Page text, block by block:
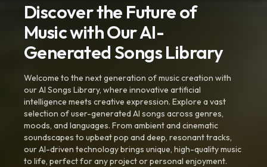
Discover the Future of
Music with Our AI-
Generated Songs Library
Welcome to the next generation of music creation with
our AI Songs Library, where innovative artificial
intelligence meets creative expression. Explore a vast
selection of user-generated AI songs across genres,
moods, and languages. From ambient and cinematic
soundscapes to upbeat pop and deep, resonant tracks,
our AI-driven technology brings unique, high-quality music
to life, perfect for any project or personal enjoyment.